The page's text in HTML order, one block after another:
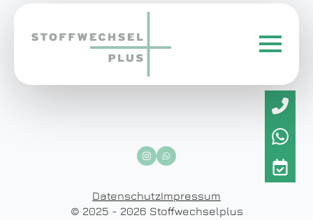
DatenschutzImpressum
© 2025 - 2026 Stoffwechselplus